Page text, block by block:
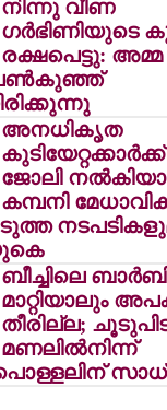
നിന്നു വീണ
ഗര്‍ഭിണിയുടെ
രക്ഷപെട്ടു: അമ്മ
അനധികൃത
കുടിയേറ്റക്കാര്‍ക്ക്
ജോലി
കമ്പനി
ബീച്ചിലെ
മാറ്റിയാലും
തീരില്ല;
മണലില്‍നിന്ന്